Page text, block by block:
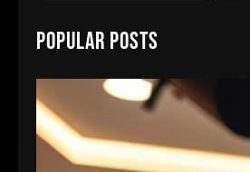
r
h
Popular Posts